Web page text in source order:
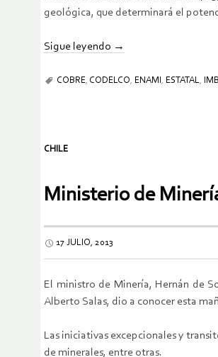
geológica, que determinará el
Sigue leyendo →
COBRE, CODELCO, ENAMI , ESTATAL,
CHILE
Ministerio de
17 JULIO, 2013
El ministro de Minería, Hernán de
Alberto Salas, dio a conocer esta
Las iniciativas excepcionales y
de minerales, entre otras.